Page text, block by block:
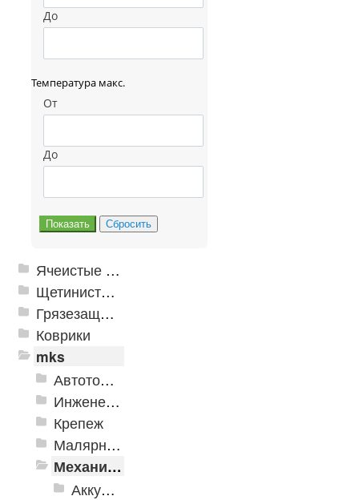
До
Температура макс.
От
До
Ячеистые грязезащитные покрытия
Щетинистые покрытия
Грязезащитные, влаговпитывающие покрытия
Коврики
mks
Автотовары
Инженерная сантехника и инструменты
Крепеж
Малярно-штукатурные инструменты
Механизированные инструменты
Аккумуляторный инструмент